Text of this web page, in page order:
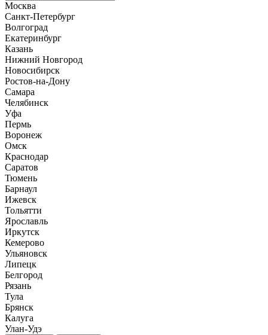
Москва
Санкт-Петербург
Волгоград
Екатеринбург
Казань
Нижний Новгород
Новосибирск
Ростов-на-Дону
Самара
Челябинск
Уфа
Пермь
Воронеж
Омск
Краснодар
Саратов
Тюмень
Барнаул
Ижевск
Тольятти
Ярославль
Иркутск
Кемерово
Ульяновск
Липецк
Белгород
Рязань
Тула
Брянск
Калуга
Улан-Удэ